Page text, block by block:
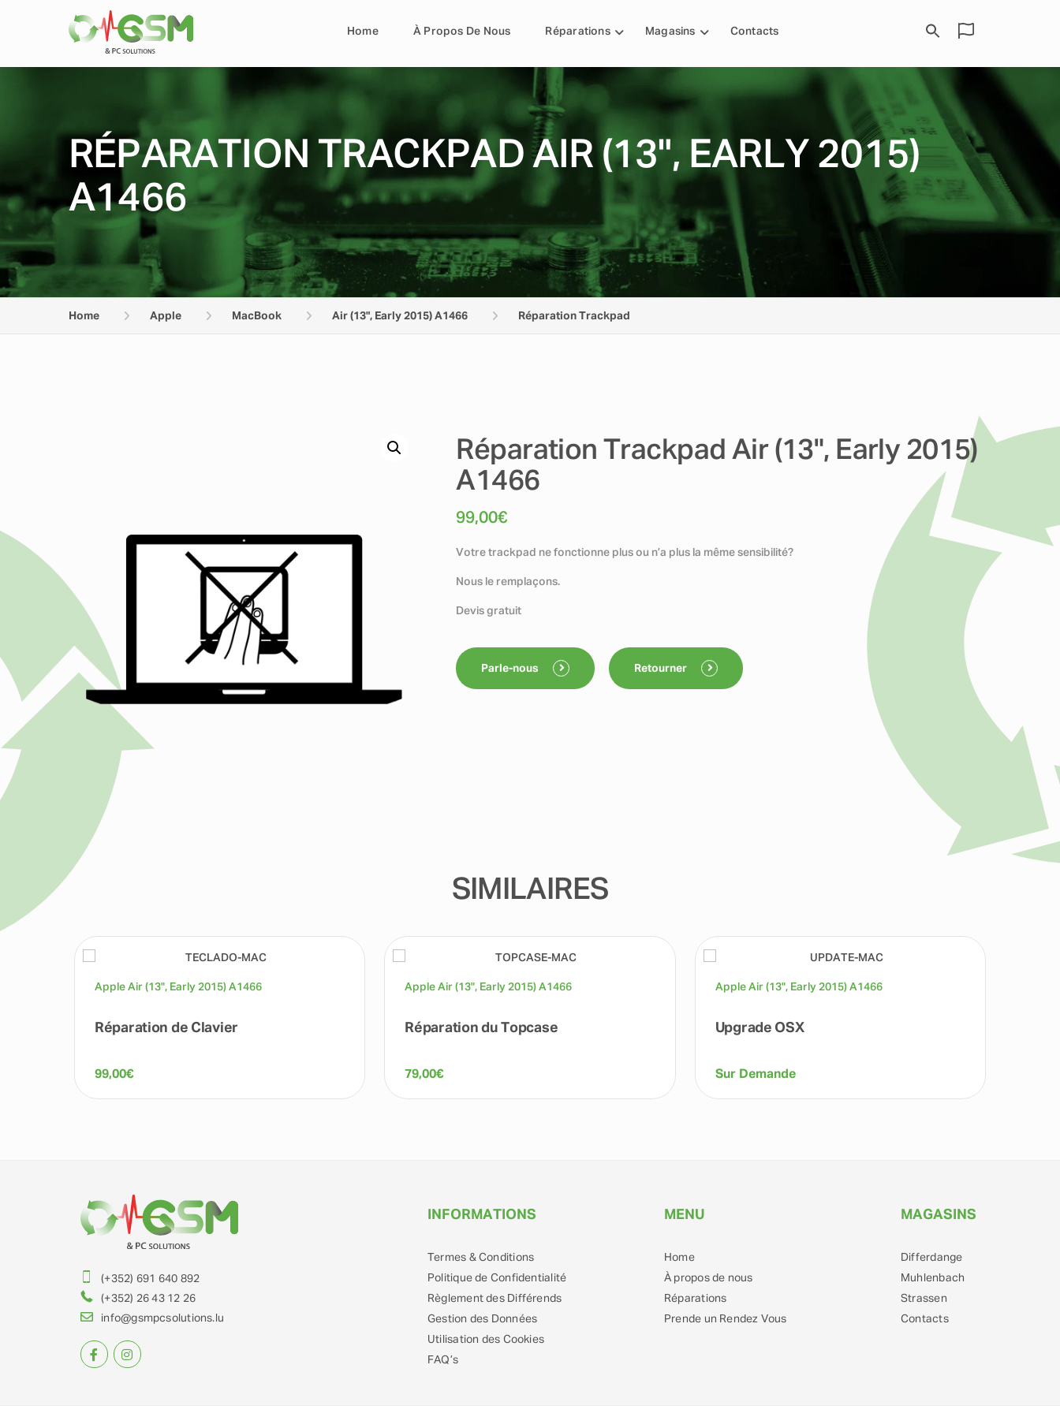
Home À Propos De Nous Réparations Magasins Contacts
RÉPARATION TRACKPAD AIR (13", EARLY 2015)
A1466
Home Apple MacBook Air (13", Early 2015) A1466 Réparation Trackpad
Réparation Trackpad Air (13", Early 2015)
A1466
99,00€
Votre trackpad ne fonctionne plus ou n’a plus la même sensibilité?
Nous le remplaçons.
Devis gratuit
Parle-nous Retourner
SIMILAIRES
Apple Air (13", Early 2015) A1466
Réparation de Clavier
99,00€
Apple Air (13", Early 2015) A1466
Réparation du Topcase
79,00€
Apple Air (13", Early 2015) A1466
Upgrade OSX
Sur Demande
(+352) 691 640 892
(+352) 26 43 12 26
info@gsmpcsolutions.lu
INFORMATIONS
Termes & Conditions
Politique de Confidentialité
Règlement des Différends
Gestion des Données
Utilisation des Cookies
FAQ’s
MENU
Home
À propos de nous
Réparations
Prende un Rendez Vous
MAGASINS
Differdange
Muhlenbach
Strassen
Contacts